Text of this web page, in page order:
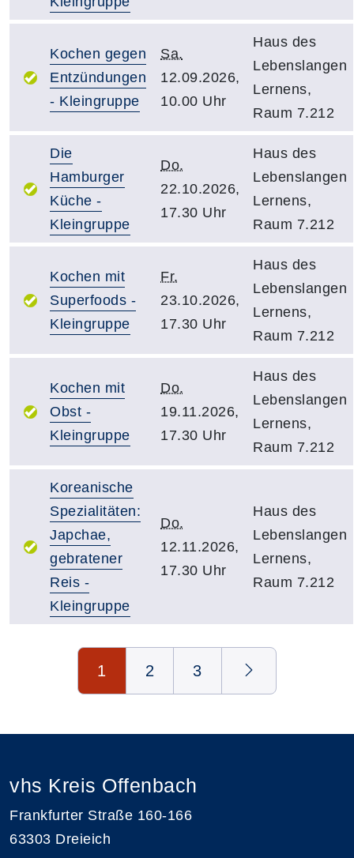
Kochen gegen
Entzündungen
- Kleingruppe
Sa.
12.09.2026,
10.00 Uhr
Haus des
Lebenslangen
Lernens,
Raum 7.212
Die
Hamburger
Küche -
Kleingruppe
Do.
22.10.2026,
17.30 Uhr
Haus des
Lebenslangen
Lernens,
Raum 7.212
Kochen mit
Superfoods -
Kleingruppe
Fr.
23.10.2026,
17.30 Uhr
Haus des
Lebenslangen
Lernens,
Raum 7.212
Kochen mit
Obst -
Kleingruppe
Do.
19.11.2026,
17.30 Uhr
Haus des
Lebenslangen
Lernens,
Raum 7.212
Koreanische
Spezialitäten:
Japchae,
gebratener
Reis -
Kleingruppe
Do.
12.11.2026,
17.30 Uhr
Haus des
Lebenslangen
Lernens,
Raum 7.212
Seite 1 von 3
1 2 3
vhs Kreis Offenbach
Frankfurter Straße 160-166
63303 Dreieich